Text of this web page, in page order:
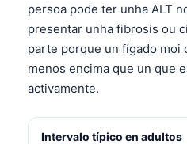
persoa pode ter unha ALT
presentar unha fibrosis ou
parte porque un fígado moi
menos encima que un que
activamente.
Intervalo típico en adultos